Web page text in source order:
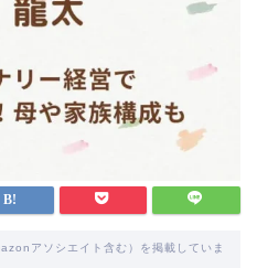
アソシエイト含む）を掲載していま